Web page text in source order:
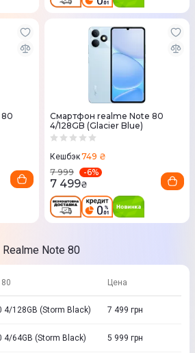
Смартфон realme Note 80
4/128GB (Glacier Blue)
Кешбэк749 ₴
7 999
-6%
7 499₴
Note 80
Цена
128GB (Storm Black) 7 499 грн
64GB (Storm Black) 5 999 грн